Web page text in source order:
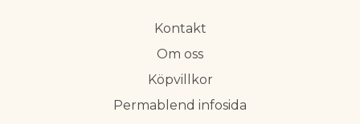
Kontakt
Om oss
Köpvillkor
Permablend infosida